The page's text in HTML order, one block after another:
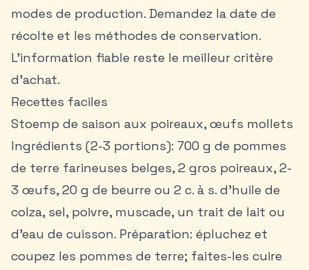
modes de production. Demandez la date de
récolte et les méthodes de conservation.
L’information fiable reste le meilleur critère
d’achat.
Recettes faciles
Stoemp de saison aux poireaux, œufs mollets
Ingrédients (2-3 portions): 700 g de pommes
de terre farineuses belges, 2 gros poireaux, 2-
3 œufs, 20 g de beurre ou 2 c. à s. d’huile de
colza, sel, poivre, muscade, un trait de lait ou
d’eau de cuisson. Préparation: épluchez et
coupez les pommes de terre; faites-les cuire